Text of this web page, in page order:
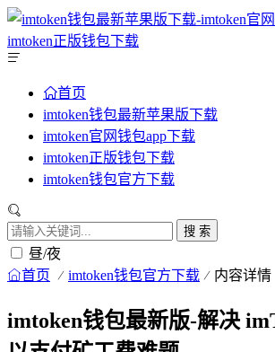
首页
imtoken钱包最新苹果版下载
imtoken官网钱包app下载
imtoken正版钱包下载
imtoken钱包官方下载
搜 索
昼/夜
首页 imtoken钱包官方下载 内容详情
imtoken钱包最新版-解决